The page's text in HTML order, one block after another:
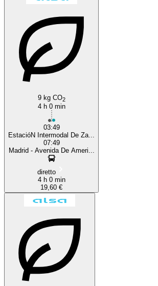
9 kg CO2
4 h 0 min
03:49
EstacióN Intermodal De Za...
07:49
Madrid - Avenida De Ameri...
diretto
4 h 0 min
19,60 €